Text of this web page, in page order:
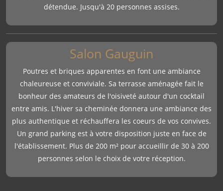
détendue. Jusqu'à 20 personnes assises.
Salon Gauguin
Poutres et briques apparentes en font une ambiance
chaleureuse et conviviale. Sa terrasse aménagée fait le
bonheur des amateurs de l'oisiveté autour d'un cocktail
entre amis. L'hiver sa cheminée donnera une ambiance des
plus authentique et réchauffera les coeurs de vos convives.
Un grand parking est à votre disposition juste en face de
l'établissement. Plus de 200 m² pour accueillir de 30 à 200
personnes selon le choix de votre réception.